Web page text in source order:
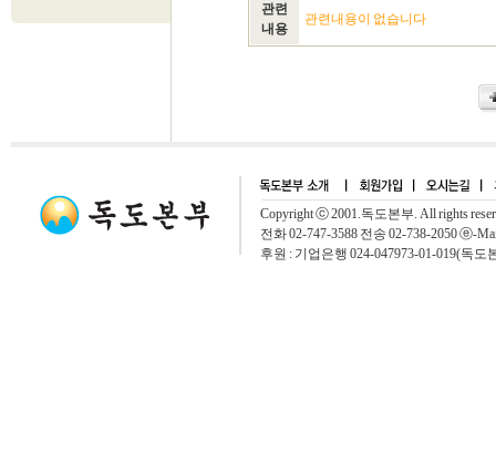
관련
내용
관련내용이 없습니다
Copyright ⓒ 2001.독도본부. All rights
전화 02-747-3588 전송 02-738-2050 ⓔ-
후원 : 기업은행 024-047973-01-019(독도